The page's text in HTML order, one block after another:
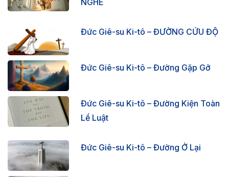
Đức Giê-su Ki-tô – ĐƯỜNG CỨU ĐỘ
Đức Giê-su Ki-tô – Đường Gặp Gỡ
Đức Giê-su Ki-tô – Đường Kiện Toàn
Lề Luật
Đức Giê-su Ki-tô – Đường Ở Lại